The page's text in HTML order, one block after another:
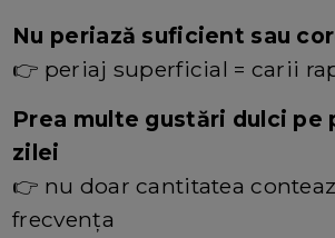
Nu periază suficient sau
👉 periaj superficial = carii
Prea multe gustări dulci pe
zilei
👉 nu doar cantitatea
frecvența